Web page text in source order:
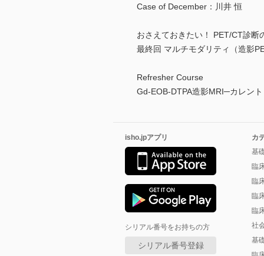
Case of December：川井 恒
おさえておきたい！ PET/CT診断
最終回 マルチモダリティ（造影
Refresher Course
Gd-EOB-DTPA造影MRI─カレン
isho.jpアプリ
シリアル番号をお持ちの方
シリアル番号登録
カ
基
臨
臨
臨
臨
社
基